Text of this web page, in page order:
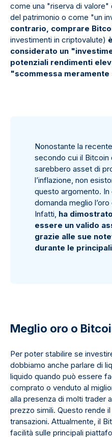
come una "riserva di
del patrimonio o come "un
contrario, comprare
investimenti in criptovalute)
considerato un
potenziali rendimenti
"scommessa
Nonostante la
secondo cui il Bitcoin
sarebbero asset di
l’inflazione, non
questo argomento. In
domanda meglio
Infatti, ha
essere un valido
grazie alle sue
durante le
Meglio oro o
Per poter stabilire se
dobbiamo anche parlare di
liquido quando può essere
comprato o venduto al
alla presenza di molti trader
prezzo simili. Questo rende
transazioni. Attualmente, il
facilità sulle principali